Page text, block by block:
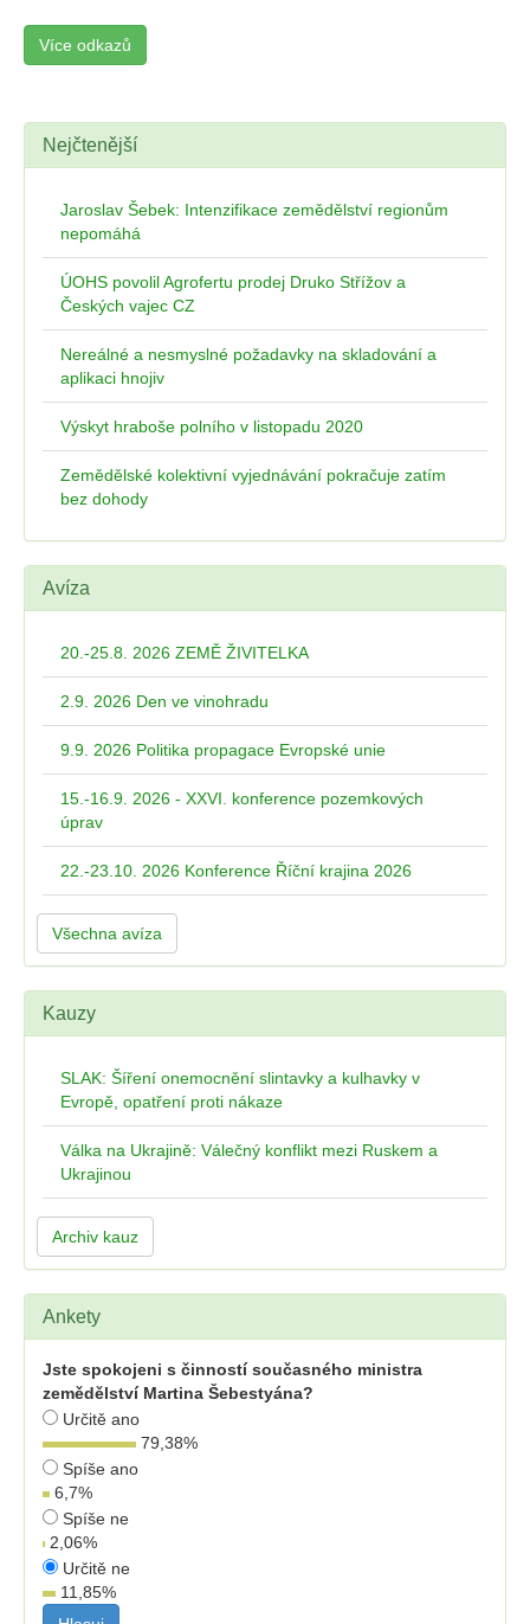
Více odkazů
Nejčtenější
Jaroslav Šebek: Intenzifikace zemědělství regionům
nepomáhá
ÚOHS povolil Agrofertu prodej Druko Střížov a
Českých vajec CZ
Nereálné a nesmyslné požadavky na skladování a
aplikaci hnojiv
Výskyt hraboše polního v listopadu 2020
Zemědělské kolektivní vyjednávání pokračuje zatím
bez dohody
Avíza
20.-25.8. 2026 ZEMĚ ŽIVITELKA
2.9. 2026 Den ve vinohradu
9.9. 2026 Politika propagace Evropské unie
15.-16.9. 2026 - XXVI. konference pozemkových
úprav
22.-23.10. 2026 Konference Říční krajina 2026
Všechna avíza
Kauzy
SLAK: Šíření onemocnění slintavky a kulhavky v
Evropě, opatření proti nákaze
Válka na Ukrajině: Válečný konflikt mezi Ruskem a
Ukrajinou
Archiv kauz
Ankety
Jste spokojeni s činností současného ministra
zemědělství Martina Šebestyána?
Určitě ano
79,38%
Spíše ano
6,7%
Spíše ne
2,06%
Určitě ne
11,85%